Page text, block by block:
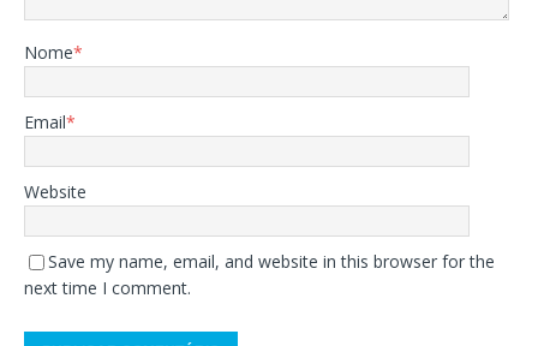
Nome*
Email*
Website
Save my name, email, and website in this browser for the
next time I comment.